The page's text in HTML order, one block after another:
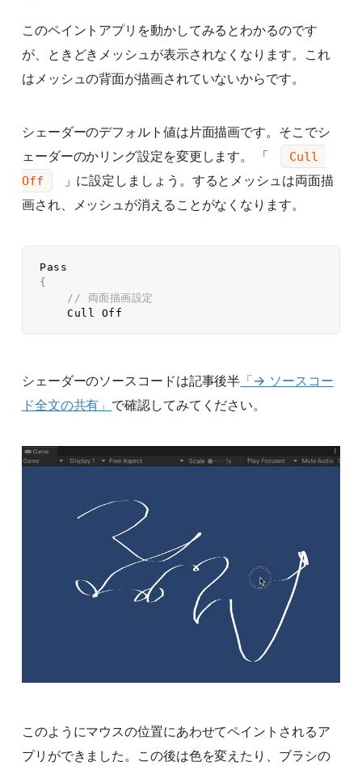
このペイントアプリを動かしてみるとわかるのです
が、ときどきメッシュが表示されなくなります。これ
はメッシュの背面が描画されていないからです。
シェーダーのデフォルト値は片面描画です。そこでシ
ェーダーのかリング設定を変更します。 「
Cull
Off
」に設定しましょう。するとメッシュは両面描
画され、メッシュが消えることがなくなります。
{
// 両面描画設定
シェーダーのソースコードは記事後半 「→ ソースコー
ド全文の共有」 で確認してみてください。
このようにマウスの位置にあわせてペイントされるア
プリができました。この後は色を変えたり、ブラシの